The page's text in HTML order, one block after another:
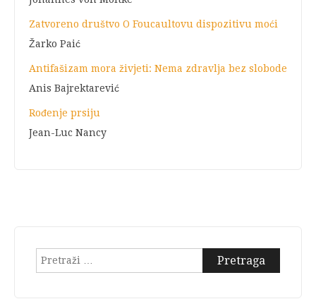
Zatvoreno društvo O Foucaultovu dispozitivu moći
Žarko Paić
Antifašizam mora živjeti: Nema zdravlja bez slobode
Anis Bajrektarević
Rođenje prsiju
Jean-Luc Nancy
Pretraga: